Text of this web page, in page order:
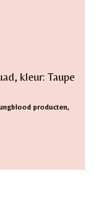
kleur: Taupe
producten,